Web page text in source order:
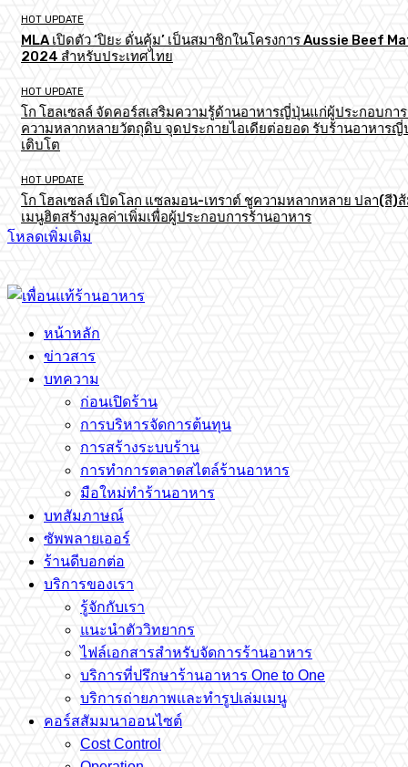
HOT UPDATE
MLA เปิดตัว ‘ปิยะ ดั่นคุ้ม’ เป็นสมาชิกในโครงการ Aussie Beef
2024 สำหรับประเทศไทย
HOT UPDATE
โก โฮลเซลล์ จัดคอร์สเสริมความรู้ด้านอาหารญี่ปุ่นแก่ผู้ประกอบกา
ความหลากหลายวัตถุดิบ จุดประกายไอเดียต่อยอด รับร้านอาหาร
เติบโต
HOT UPDATE
โก โฮลเซลล์ เปิดโลก แซลมอน-เทราต์ ชูความหลากหลาย ปลา(สี)
เมนูฮิตสร้างมูลค่าเพิ่มเพื่อผู้ประกอบการร้านอาหาร
โหลดเพิ่มเติม
หน้าหลัก
ข่าวสาร
บทความ
ก่อนเปิดร้าน
การบริหารจัดการต้นทุน
การสร้างระบบร้าน
การทำการตลาดสไตล์ร้านอาหาร
มือใหม่ทำร้านอาหาร
บทสัมภาษณ์
ซัพพลายเออร์
ร้านดีบอกต่อ
บริการของเรา
รู้จักกับเรา
แนะนำตัววิทยากร
ไฟล์เอกสารสำหรับจัดการร้านอาหาร
บริการที่ปรึกษาร้านอาหาร One to One
บริการถ่ายภาพและทำรูปเล่มเมนู
คอร์สสัมมนาออนไซต์
Cost Control